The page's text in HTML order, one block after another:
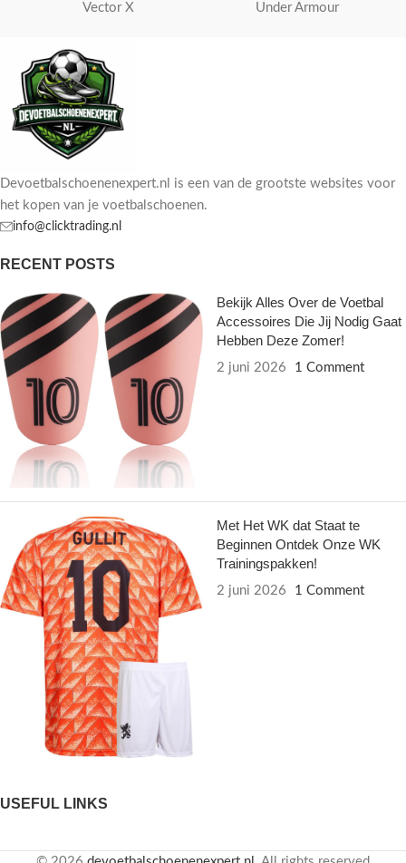
Vector X Under Armour
Devoetbalschoenenexpert.nl is een van de grootste websites voor
het kopen van je voetbalschoenen.
info@clicktrading.nl
RECENT POSTS
Bekijk Alles Over de Voetbal
Accessoires Die Jij Nodig Gaat
Hebben Deze Zomer!
2 juni 2026 1 Comment
Met Het WK dat Staat te
Beginnen Ontdek Onze WK
Trainingspakken!
2 juni 2026 1 Comment
USEFUL LINKS